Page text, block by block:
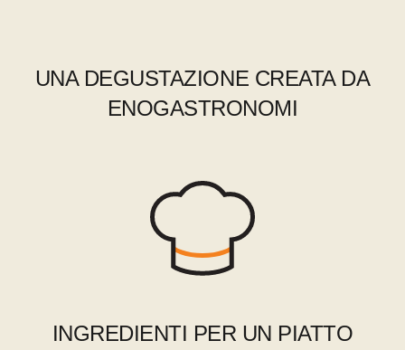
UNA DEGUSTAZIONE CREATA DA
ENOGASTRONOMI
INGREDIENTI PER UN PIATTO